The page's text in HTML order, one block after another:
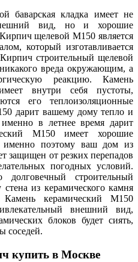
баварская кладка имеет не
вид, но и хорошие
щелевой М150 является
который изготавливается
строительный щелевой
вреда окружающим, а
реакцию. Камень
внутри себя пустоты,
его теплоизоляционные
дарит вашему дому тепло и
в летнее время дарит
М150 имеет хорошие
именно поэтому ваш дом из
защищен от резких перепадов
погодных условий.
строительный
стена из керамического камня
керамический М150
внешний вид,
блоков будет сиять,
соседей.
купить в Москве